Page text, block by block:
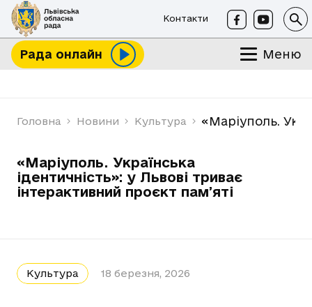
Контакти
Рада онлайн Меню
Головна Новини Культура «Маріуполь.
«Маріуполь. Українська
ідентичність»: у Львові триває
інтерактивний проєкт памʼяті
Культура 18 березня, 2026